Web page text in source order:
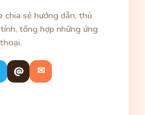
chia sẻ hướng dẫn, thủ
tổng hợp những ứng
@ ✉